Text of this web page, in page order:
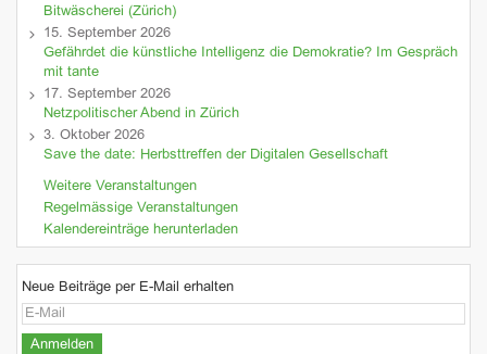
Bitwäscherei (Zürich)
15. September 2026
Gefährdet die künstliche Intelligenz die Demokratie? Im Gespräch
mit tante
17. September 2026
Netzpolitischer Abend in Zürich
3. Oktober 2026
Save the date: Herbsttreffen der Digitalen Gesellschaft
Weitere Veranstaltungen
Regelmässige Veranstaltungen
Kalendereinträge herunterladen
Neue Beiträge per E-Mail erhalten